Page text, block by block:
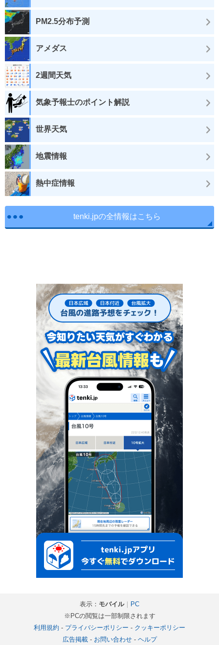
PM2.5分布予測
アメダス
2週間天気
気象予報士のポイント解説
世界天気
地震情報
熱中症情報
tenki.jpの全情報はこちら
表示： モバイル｜ PC
※PCの閲覧は一部制限されます
利用規約 - プライバシーポリシー - クッキーポリシー
広告掲載- お問い合わせ- ヘルプ